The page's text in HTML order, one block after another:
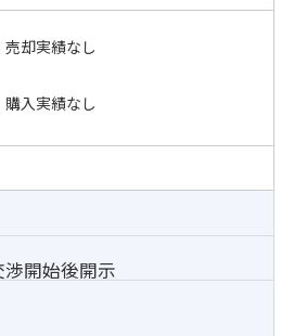
売却実績なし
購入実績なし
渉開始後開示